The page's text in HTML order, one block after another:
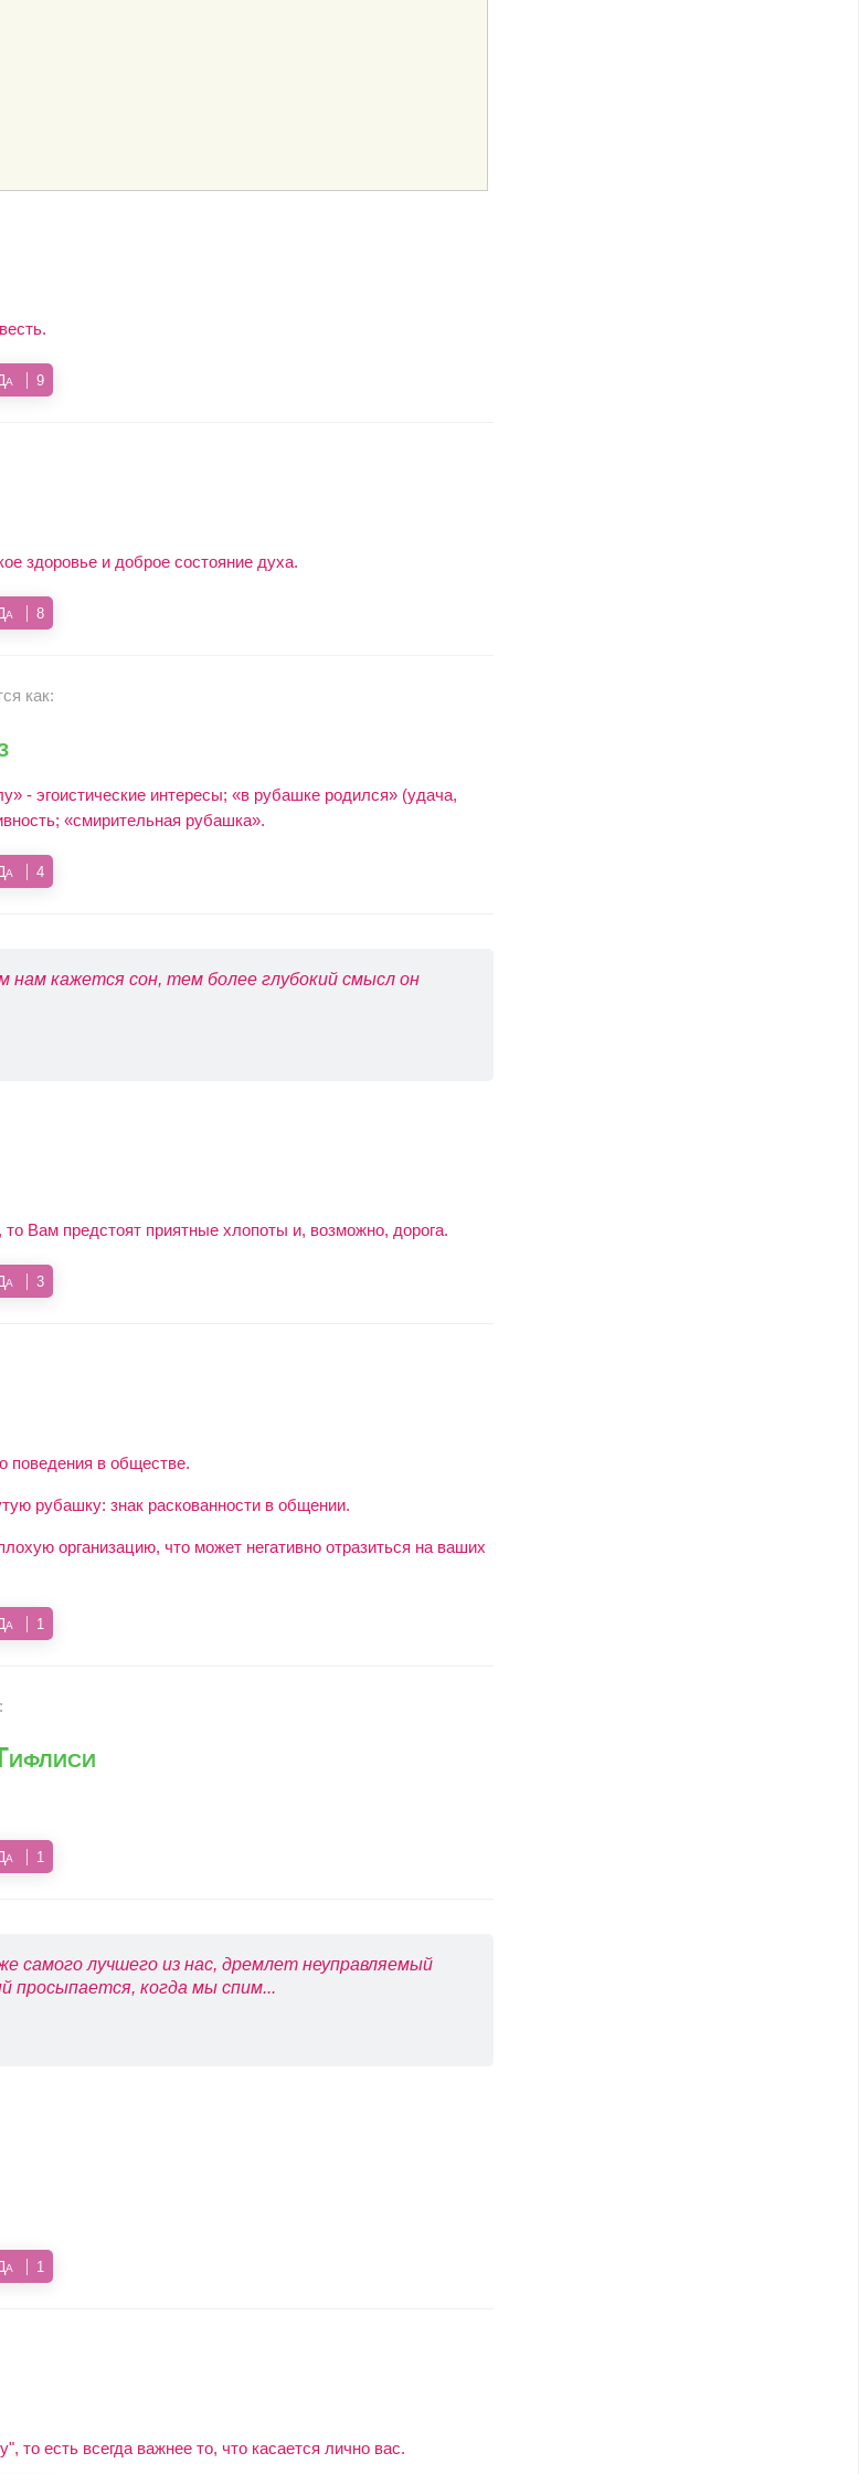
9
здоровье и доброе состояние духа.
8
как:
- эгоистические интересы; «в рубашке родился» (удача,
«смирительная рубашка».
4
нам кажется сон, тем более глубокий смысл он
Вам предстоят приятные хлопоты и, возможно, дорога.
3
поведения в обществе.
рубашку: знак раскованности в общении.
организацию, что может негативно отразиться на ваших
1
1
самого лучшего из нас, дремлет неуправляемый
просыпается, когда мы спим...
1
то есть всегда важнее то, что касается лично вас.